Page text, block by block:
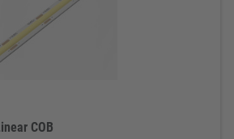
COB